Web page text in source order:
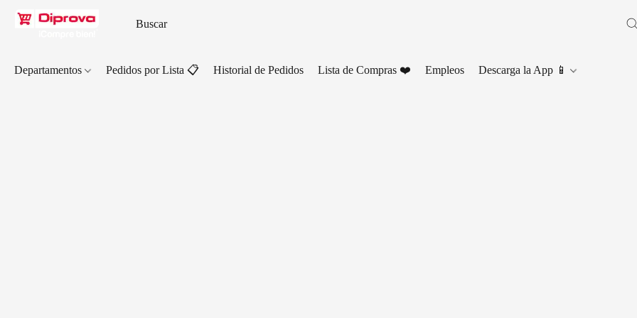
Departamentos Pedidos por Lista 📋 Historial de Pedidos Lista de Compras ❤️ Empleos Descarga la App 📱